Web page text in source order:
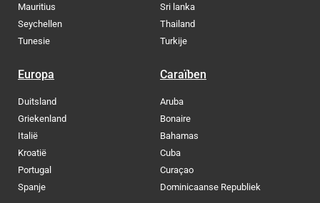
Mauritius
Seychellen
Tunesie
Sri lanka
Thailand
Turkije
Europa
Duitsland
Griekenland
Italië
Kroatië
Portugal
Spanje
Caraïben
Aruba
Bonaire
Bahamas
Cuba
Curaçao
Dominicaanse Republiek